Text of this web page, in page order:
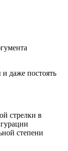
даже постоять
стрелки в
степени